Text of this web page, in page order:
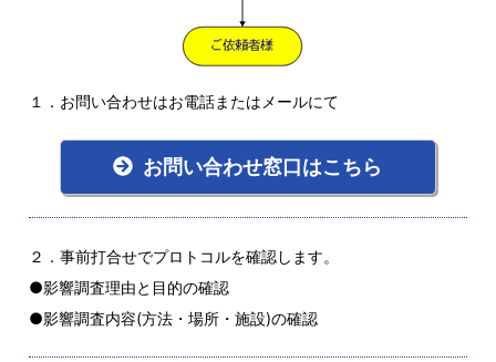
１．お問い合わせはお電話またはメールにて
お問い合わせ窓口はこちら
２．事前打合せでプロトコルを確認します。
●影響調査理由と目的の確認
●影響調査内容(方法・場所・施設)の確認